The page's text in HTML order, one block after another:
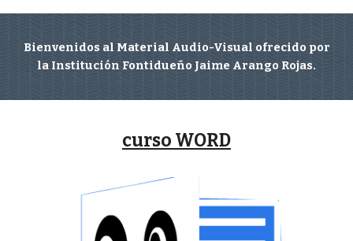
Bienvenidos al Material Audio-Visual ofrecido por
la Institución Fontidueño Jaime Arango Rojas.
curso WORD